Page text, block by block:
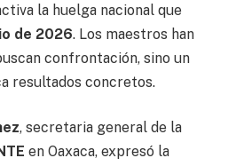
la huelga nacional que
de 2026. Los maestros han
confrontación, sino un
resultados concretos.
, secretaria general de la
en Oaxaca, expresó la